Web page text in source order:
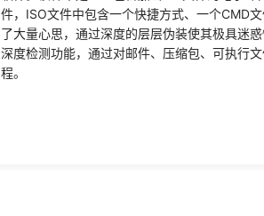
件，ISO文件中包含一个快捷方式、一个CMD
了大量心思，通过深度的层层伪装使其极具迷
深度检测功能，通过对邮件、压缩包、可执行
程。